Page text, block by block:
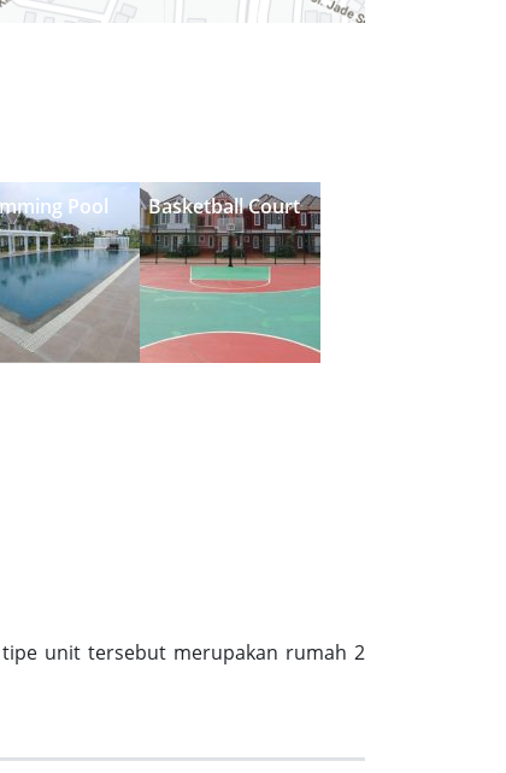
Pool Basketball Court
unit tersebut merupakan rumah 2